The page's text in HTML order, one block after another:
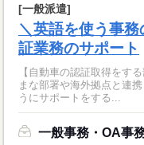
[一般派遣]
＼英語を使う事
証業務のサポート
【自動車の認証取得をす
まな部署や海外拠点と連
うにサポートをする...
一般事務・OA事